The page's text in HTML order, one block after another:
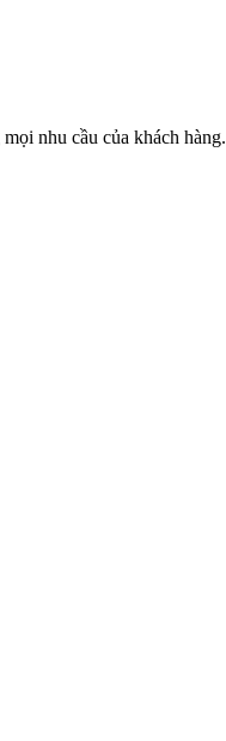
nhu cầu của khách hàng.